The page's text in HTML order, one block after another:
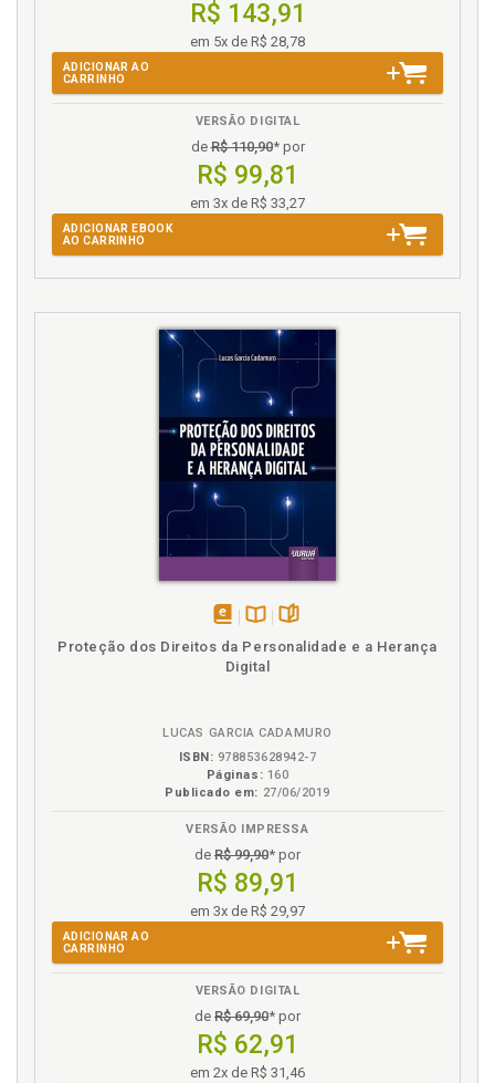
R$ 143,91
em 5x de R$ 28,78
ADICIONAR AO
CARRINHO
VERSÃO DIGITAL
deR$ 110,90* por
R$ 99,81
em 3x de R$ 33,27
ADICIONAR EBOOK
AO CARRINHO
disponível
em
eBook
Disponível
na
B.V.
páginas
Proteção dos Direitos da Personalidade e a Herança
Digital
LUCAS GARCIA CADAMURO
ISBN: 978853628942-7
Páginas: 160
Publicado em: 27/06/2019
VERSÃO IMPRESSA
de R$ 99,90* por
R$ 89,91
em 3x de R$ 29,97
ADICIONAR AO
CARRINHO
VERSÃO DIGITAL
de R$ 69,90* por
R$ 62,91
em 2x de R$ 31,46